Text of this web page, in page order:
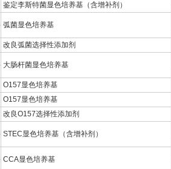
鉴定李斯特菌显色培养基（含增补剂）
弧菌显色培养基
改良弧菌选择性添加剂
大肠杆菌显色培养基
O157显色培养基
O157显色培养基
改良O157选择性添加剂
STEC显色培养基（含增补剂）
CCA显色培养基